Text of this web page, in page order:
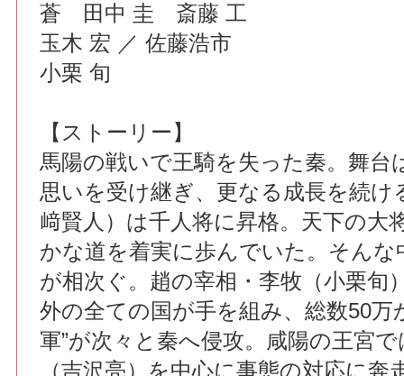
蒼 田中 圭 斎藤 工
玉木 宏 ／ 佐藤浩市
小栗 旬
【ストーリー】
馬陽の戦いで王騎を失った秦。舞台
思いを受け継ぎ、更なる成長を続け
﨑賢人）は千人将に昇格。天下の大
かな道を着実に歩んでいた。そんな
が相次ぐ。趙の宰相・李牧（小栗旬
外の全ての国が手を組み、総数50万
軍”が次々と秦へ侵攻。咸陽の王宮
（吉沢亮）を中心に事態の対応に奔